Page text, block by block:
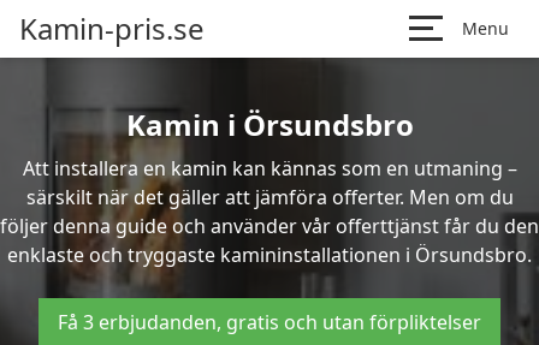
Kamin-pris.se Menu
Kamin i Örsundsbro
Att installera en kamin kan kännas som en utmaning –
särskilt när det gäller att jämföra offerter. Men om du
följer denna guide och använder vår offerttjänst får du den
enklaste och tryggaste kamininstallationen i Örsundsbro.
Få 3 erbjudanden, gratis och utan förpliktelser